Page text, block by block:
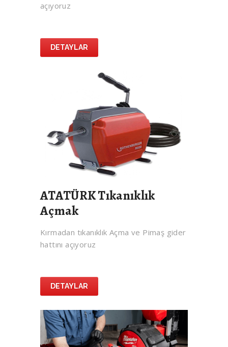
açıyoruz
DETAYLAR
ATATÜRK Tıkanıklık
Açmak
Kırmadan tıkanıklık Açma ve Pimaş gider
hattını açıyoruz
DETAYLAR